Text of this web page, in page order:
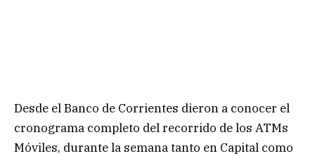
Desde el Banco de Corrientes dieron a conocer el
cronograma completo del recorrido de los ATMs
Móviles, durante la semana tanto en Capital como